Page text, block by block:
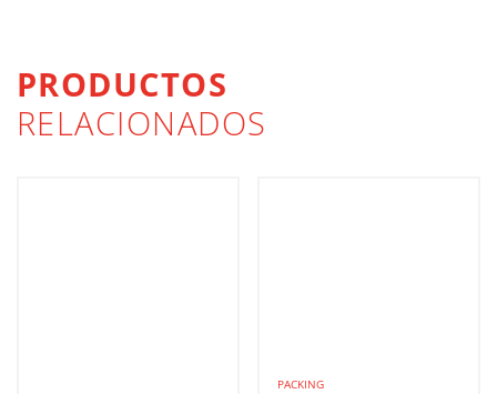
PRODUCTOS
RELACIONADOS
PACKING